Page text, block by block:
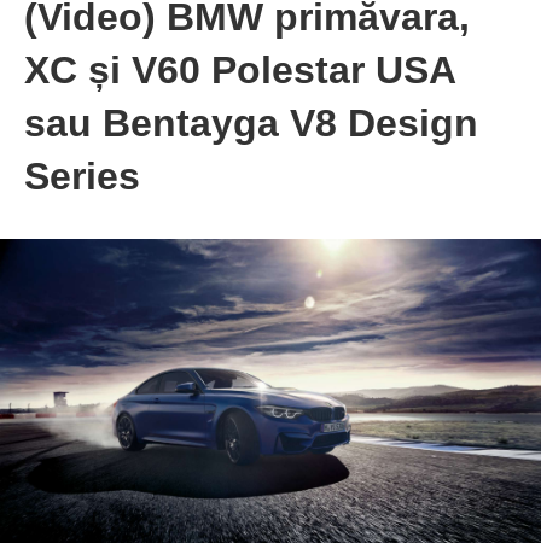
(Video) BMW primăvara,
XC și V60 Polestar USA
sau Bentayga V8 Design
Series